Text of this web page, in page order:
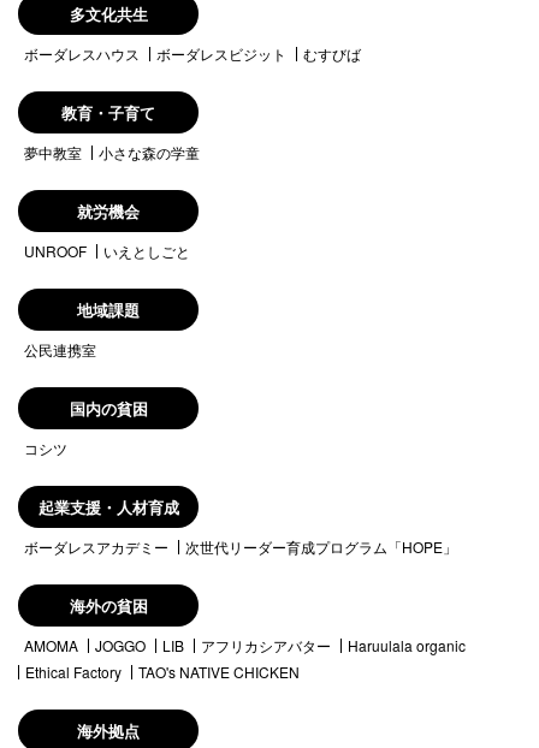
多文化共生
ボーダレスハウス ボーダレスビジット むすびば
教育・子育て
夢中教室 小さな森の学童
就労機会
UNROOF いえとしごと
地域課題
公民連携室
国内の貧困
コシツ
起業支援・人材育成
ボーダレスアカデミー 次世代リーダー育成プログラム「HOPE」
海外の貧困
AMOMA JOGGO LIB アフリカシアバター
Haruulala organic
Ethical Factory
TAO's NATIVE CHICKEN
海外拠点